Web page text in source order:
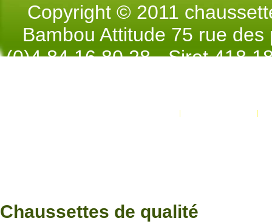
Copyright © 2011
Bambou Attitude 75 rue
(0)4.84.16.80.28 - Siret 418
Chaussettes de qualité